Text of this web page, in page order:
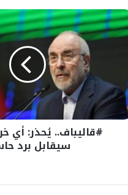
#قاليباف.. يُحذر: أي
سيقابل برد